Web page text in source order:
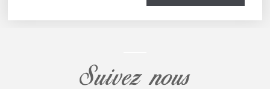
Suivez nous